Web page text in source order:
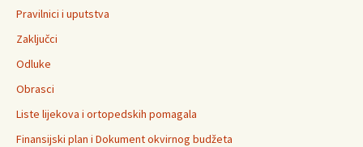
Pravilnici i uputstva
Zaključci
Odluke
Obrasci
Liste lijekova i ortopedskih pomagala
Finansijski plan i Dokument okvirnog budžeta